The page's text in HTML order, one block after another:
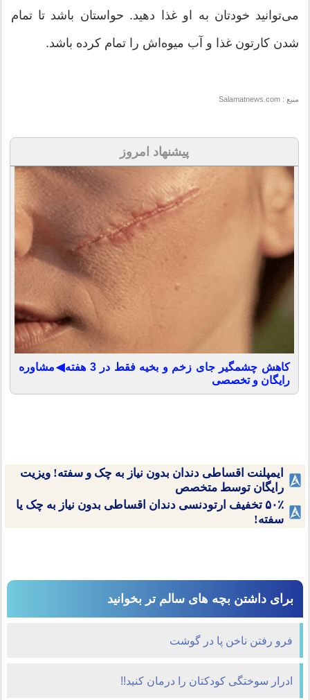
می‌توانید خودتان به او غذا دهید. حواستان باشد تا تمام
شدن کارتون غذا و آب میوه‌اش را تمام کرده باشد.
منبع : Salamatnews.com
پیشنهاد امروز
کاهش چشمگیر جای زخم و بخیه فقط در 3 هفته◀مشاوره
رایگان و تخصصی
ایمپلنت اقساطی دندان بدون نیاز به چک و سفته! ویزیت
رایگان توسط متخصص
۵۰٪ تخفیف ارتودنسی دندان اقساطی بدون نیاز به چک یا
سفته!
برای داشتن بچه های سالم تر بخوانید
فرو رفتن ناخن پا در گوشت
ادرار سوختگی کودکتان را درمان کنید!!